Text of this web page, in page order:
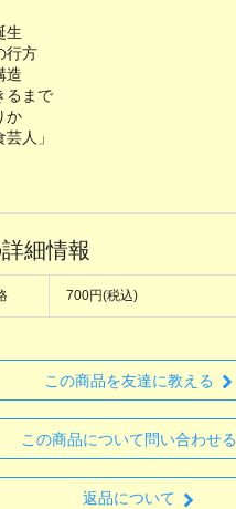
生
行方
造
るまで
か
人」
細情報
700円(税込)
この商品を友達に教える
この商品について問い合わせる
返品について